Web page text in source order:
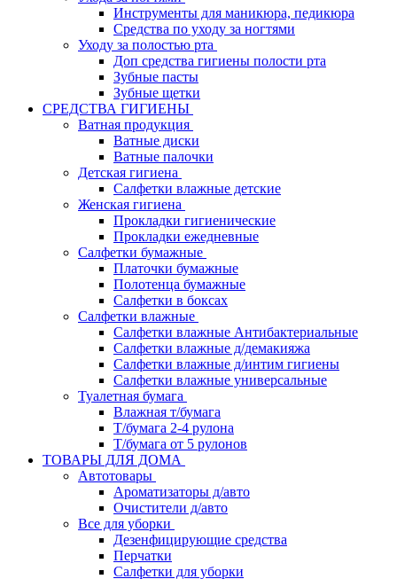
Инструменты для маникюра, педикюра
Средства по уходу за ногтями
Уходу за полостью рта
Доп средства гигиены полости рта
Зубные пасты
Зубные щетки
СРЕДСТВА ГИГИЕНЫ
Ватная продукция
Ватные диски
Ватные палочки
Детская гигиена
Салфетки влажные детские
Женская гигиена
Прокладки гигиенические
Прокладки ежедневные
Салфетки бумажные
Платочки бумажные
Полотенца бумажные
Салфетки в боксах
Салфетки влажные
Салфетки влажные Антибактериальные
Салфетки влажные д/демакияжа
Салфетки влажные д/интим гигиены
Салфетки влажные универсальные
Туалетная бумага
Влажная т/бумага
Т/бумага 2-4 рулона
Т/бумага от 5 рулонов
ТОВАРЫ ДЛЯ ДОМА
Автотовары
Ароматизаторы д/авто
Очистители д/авто
Все для уборки
Дезенфицирующие средства
Перчатки
Салфетки для уборки